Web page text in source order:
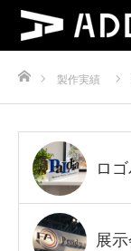
ホーム
製作実績
ロ
展